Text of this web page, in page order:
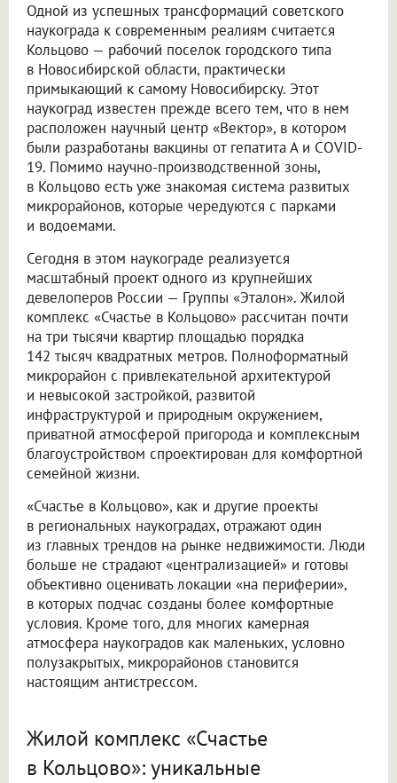
Одной из успешных трансформаций советского
наукограда к современным реалиям считается
Кольцово — рабочий поселок городского типа
в Новосибирской области, практически
примыкающий к самому Новосибирску. Этот
наукоград известен прежде всего тем, что в нем
расположен научный центр «Вектор», в котором
были разработаны вакцины от гепатита А и COVID-
19. Помимо научно-производственной зоны,
в Кольцово есть уже знакомая система развитых
микрорайонов, которые чередуются с парками
и водоемами.
Сегодня в этом наукограде реализуется
масштабный проект одного из крупнейших
девелоперов России — Группы «Эталон». Жилой
комплекс «Счастье в Кольцово» рассчитан почти
на три тысячи квартир площадью порядка
142 тысяч квадратных метров. Полноформатный
микрорайон с привлекательной архитектурой
и невысокой застройкой, развитой
инфраструктурой и природным окружением,
приватной атмосферой пригорода и комплексным
благоустройством спроектирован для комфортной
семейной жизни.
«Счастье в Кольцово», как и другие проекты
в региональных наукоградах, отражают один
из главных трендов на рынке недвижимости. Люди
больше не страдают «централизацией» и готовы
объективно оценивать локации «на периферии»,
в которых подчас созданы более комфортные
условия. Кроме того, для многих камерная
атмосфера наукоградов как маленьких, условно
полузакрытых, микрорайонов становится
настоящим антистрессом.
Жилой комплекс «Счастье
в Кольцово»: уникальные